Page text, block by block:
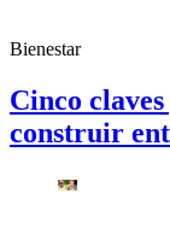
Bienestar
Cinco
construir